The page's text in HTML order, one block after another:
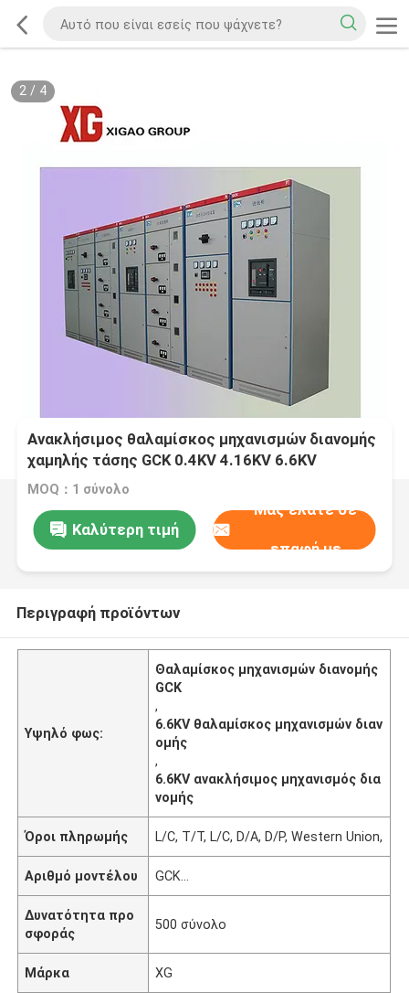
2/ 4
Ανακλήσιμος θαλαμίσκος μηχανισμών διανομής
χαμηλής τάσης GCK 0.4KV 4.16KV 6.6KV
MOQ：1 σύνολο
Καλύτερη τιμή
Μας ελάτε σε
επαφή με
Περιγραφή προϊόντων
Υψηλό φως:
Θαλαμίσκος μηχανισμών διανομής
GCK
,
6.6KV θαλαμίσκος μηχανισμών διαν
ομής
,
6.6KV ανακλήσιμος μηχανισμός δια
νομής
Όροι πληρωμής L/C, T/T, L/C, D/A, D/P, Western Union,
Αριθμό μοντέλου GCK…
Δυνατότητα προ
σφοράς
500 σύνολο
Μάρκα XG